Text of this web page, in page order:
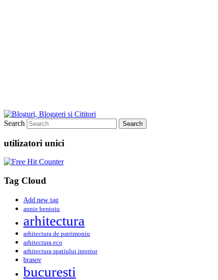
Search
utilizatori unici
Tag Cloud
Add new tag
annie bentoiu
arhitectura
arhitectura de patrimoniu
arhitectura eco
arhitectura spatiului interior
brasov
bucuresti